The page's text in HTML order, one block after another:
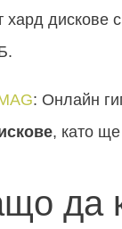
хард дискове
: Онлайн
, като
да